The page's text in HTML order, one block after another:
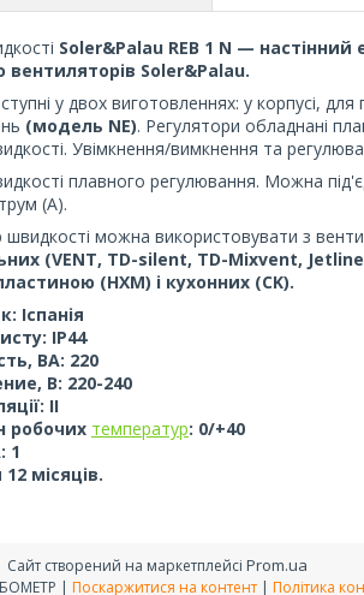
Soler&Palau REВ 1 N —
вентиляторів Soler&Palau.
у двох виготовленнях: у корпусі,
(модель NE). Регулятори обладнані
Увімкнення/вимкнення та
плавного регулювання. Можна
(А).
швидкості можна використовувати з
(VENT, TD-silent, TD-Mixvent,
(HXM) і кухонних (CK).
Іспанія
ІР44
ВА: 220
В: 220-240
II
робочих температур: 0/+40
1
12 місяців.
Сайт створений на маркетплейсі Prom.ua
Інтернет-магазин КУБОМЕТР | Поскаржитися на контент | Політика